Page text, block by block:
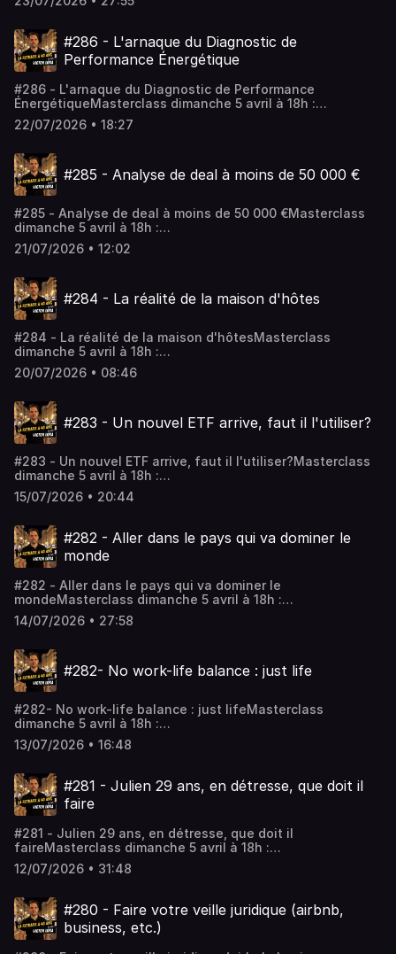
a09213a1-2Rejoindre le coaching :
workshops : https://firefrance.substack.comHébergé par
Audiomeans. Visitez audiomeans.fr/politique-de-
confidentialite pour plus d'informations.
#286 - L'arnaque du Diagnostic de
Performance Énergétique
#286 - L'arnaque du Diagnostic de Performance
ÉnergétiqueMasterclass dimanche 5 avril à 18h :
https://www.fireclub.training/
a09213a1-2Rejoindre le coaching :
workshops : https://firefrance.substack.comHébergé par
Audiomeans. Visitez audiomeans.fr/politique-de-
confidentialite pour plus d'informations.
22/07/2026 • 18:27
#285 - Analyse de deal à moins de 50 000 €
#285 - Analyse de deal à moins de 50 000 €Masterclass
dimanche 5 avril à 18h :
https://www.fireclub.training/
a09213a1-2Rejoindre le coaching :
workshops : https://firefrance.substack.comHébergé par
Audiomeans. Visitez audiomeans.fr/politique-de-
confidentialite pour plus d'informations.
21/07/2026 • 12:02
#284 - La réalité de la maison d'hôtes
#284 - La réalité de la maison d'hôtesMasterclass
dimanche 5 avril à 18h :
https://www.fireclub.training/
a09213a1-2Rejoindre le coaching :
workshops : https://firefrance.substack.comHébergé par
Audiomeans. Visitez audiomeans.fr/politique-de-
confidentialite pour plus d'informations.
20/07/2026 • 08:46
#283 - Un nouvel ETF arrive, faut il l'utiliser?
#283 - Un nouvel ETF arrive, faut il l'utiliser?Masterclass
dimanche 5 avril à 18h :
https://www.fireclub.training/
a09213a1-2Rejoindre le coaching :
workshops : https://firefrance.substack.comHébergé par
Audiomeans. Visitez audiomeans.fr/politique-de-
confidentialite pour plus d'informations.
15/07/2026 • 20:44
#282 - Aller dans le pays qui va dominer le
monde
#282 - Aller dans le pays qui va dominer le
mondeMasterclass dimanche 5 avril à 18h :
https://www.fireclub.training/
a09213a1-2Rejoindre le coaching :
workshops : https://firefrance.substack.comHébergé par
Audiomeans. Visitez audiomeans.fr/politique-de-
confidentialite pour plus d'informations.
14/07/2026 • 27:58
#282- No work-life balance : just life
#282- No work-life balance : just lifeMasterclass
dimanche 5 avril à 18h :
https://www.fireclub.training/
a09213a1-2Rejoindre le coaching :
workshops : https://firefrance.substack.comHébergé par
Audiomeans. Visitez audiomeans.fr/politique-de-
confidentialite pour plus d'informations.
13/07/2026 • 16:48
#281 - Julien 29 ans, en détresse, que doit il
faire
#281 - Julien 29 ans, en détresse, que doit il
faireMasterclass dimanche 5 avril à 18h :
https://www.fireclub.training/
a09213a1-2Rejoindre le coaching :
workshops : https://firefrance.substack.comHébergé par
Audiomeans. Visitez audiomeans.fr/politique-de-
confidentialite pour plus d'informations.
12/07/2026 • 31:48
#280 - Faire votre veille juridique (airbnb,
business, etc.)